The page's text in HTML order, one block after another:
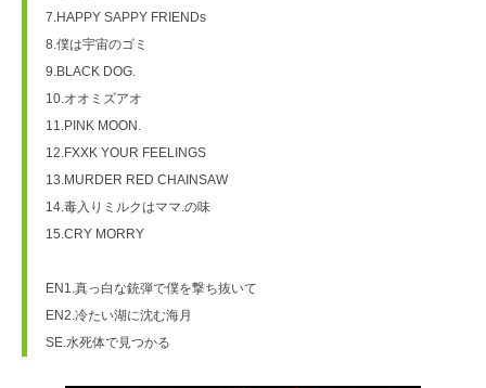
7.HAPPY SAPPY FRIENDs
8.僕は宇宙のゴミ
9.BLACK DOG.
10.オオミズアオ
11.PINK MOON.
12.FXXK YOUR FEELINGS
13.MURDER RED CHAINSAW
14.毒入りミルクはママ.の味
15.CRY MORRY
EN1.真っ白な銃弾で僕を撃ち抜いて
EN2.冷たい湖に沈む海月
SE.水死体で見つかる